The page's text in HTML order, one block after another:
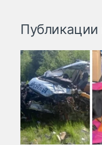
Публикации